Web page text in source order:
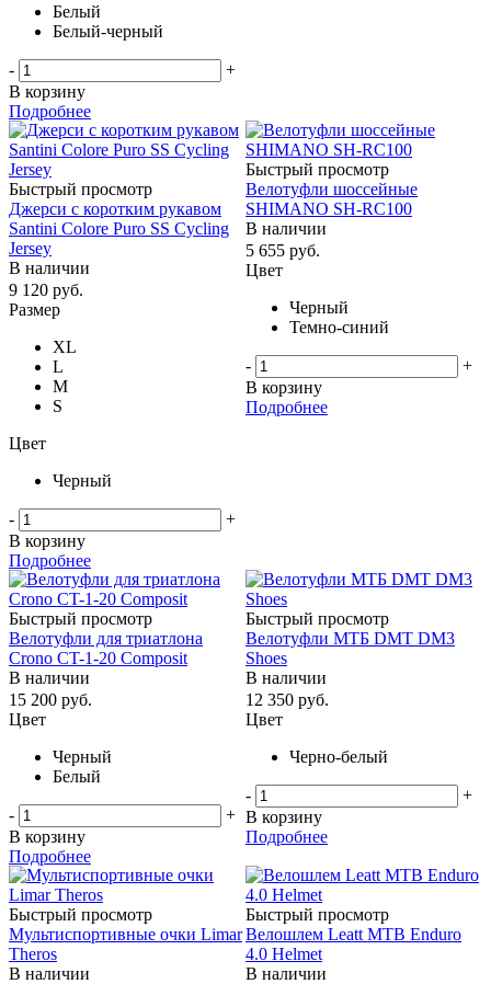
Белый
Белый-черный
-
+
В корзину
Подробнее
Быстрый просмотр
Джерси с коротким рукавом
Santini Colore Puro SS Cycling
Jersey
В наличии
9 120 руб.
Размер
XL
L
M
S
Цвет
Черный
-
+
В корзину
Подробнее
Быстрый просмотр
Велотуфли шоссейные
SHIMANO SH-RC100
В наличии
5 655 руб.
Цвет
Черный
Темно-синий
-
+
В корзину
Подробнее
Быстрый просмотр
Велотуфли для триатлона
Crono CT-1-20 Composit
В наличии
15 200 руб.
Цвет
Черный
Белый
-
+
В корзину
Подробнее
Быстрый просмотр
Велотуфли МТБ DMT DM3
Shoes
В наличии
12 350 руб.
Цвет
Черно-белый
-
+
В корзину
Подробнее
Быстрый просмотр
Мультиспортивные очки Limar
Theros
В наличии
Быстрый просмотр
Велошлем Leatt MTB Enduro
4.0 Helmet
В наличии